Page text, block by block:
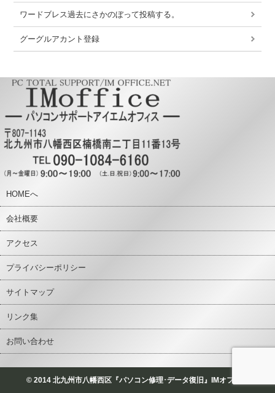
ワードブレス過去にさかのぼって投稿する。
グーグルアカント登録
HOMEへ
会社概要
アクセス
プライバシーポリシー
サイトマップ
リンク集
お問い合わせ
© 2014 北九州市八幡西区『パソコン修理･データ復旧』IMオフィス